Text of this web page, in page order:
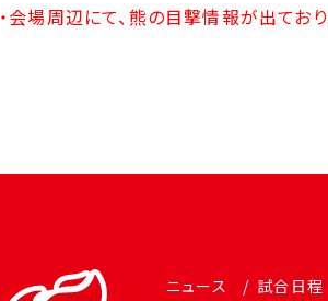
・会場周辺にて、熊の目撃情報が出てお
ニュース 試合日程